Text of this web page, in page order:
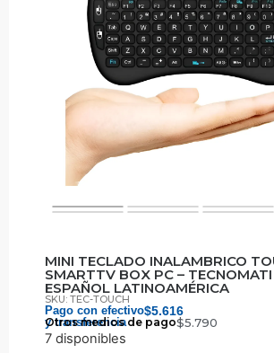
MINI TECLADO INALAMBRICO
SMARTTV BOX PC – TECNOMATI
ESPAÑOL LATINOAMÉRICA
SKU: TEC-TOUCH
Pago con efectivo
y transferencia
$5.616
Otros medios de pago$5.790
7 disponibles